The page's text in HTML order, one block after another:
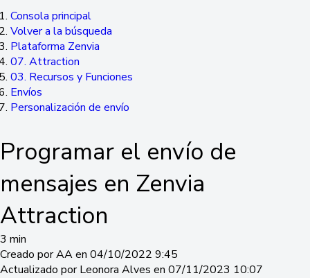
Consola principal
Volver a la búsqueda
Plataforma Zenvia
07. Attraction
03. Recursos y Funciones
Envíos
Personalización de envío
Programar el envío de
mensajes en Zenvia
Attraction
3 min
Creado por AA en 04/10/2022 9:45
Actualizado por Leonora Alves en 07/11/2023 10:07